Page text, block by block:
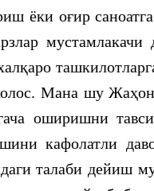
ёки оғир
мустамлакачи
Мана шу
оширишни
кафолатли
талаби дейиш